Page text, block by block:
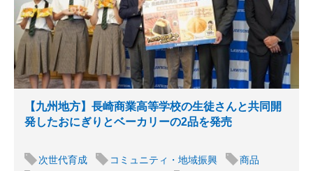
【九州地方】長崎商業高等学校の生徒さんと共同開
発したおにぎりとベーカリーの2品を発売
次世代育成 コミュニティ・地域振興
商品